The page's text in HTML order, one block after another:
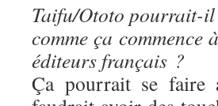
Taifu/Ototo pourrait-il
comme ça commence
éditeurs français ?
Ça pourrait se faire